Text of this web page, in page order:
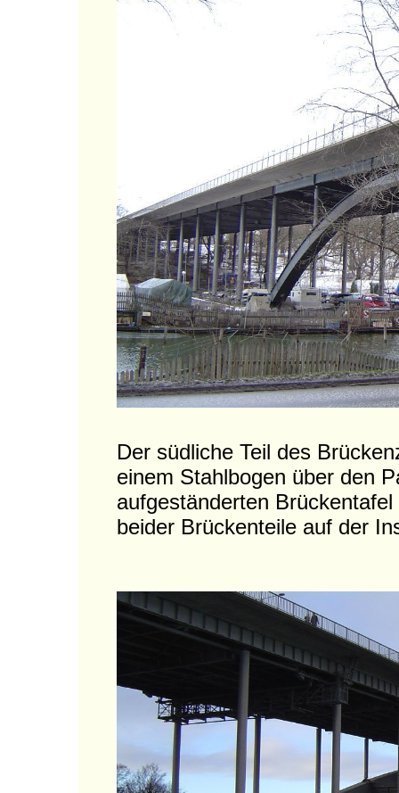
Der südliche Teil des
einem Stahlbogen über den
aufgeständerten
beider Brückenteile auf der